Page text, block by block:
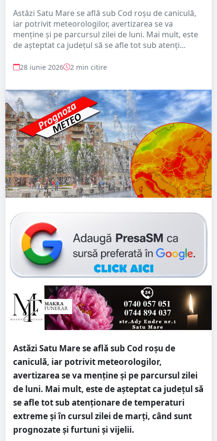
Astăzi Satu Mare se află sub Cod roșu de caniculă,
iar potrivit meteorologilor, avertizarea se va
menține și pe parcursul zilei de luni. Mai mult, este
de așteptat ca județul să se afle tot sub atenți...
28 iunie 2026 2 min citire
Astăzi Satu Mare se află sub Cod roșu de
caniculă, iar potrivit meteorologilor,
avertizarea se va menține și pe parcursul zilei
de luni. Mai mult, este de așteptat ca județul să
se afle tot sub atenționare de temperaturi
extreme și în cursul zilei de marți, când sunt
prognozate și furtuni și vijelii.